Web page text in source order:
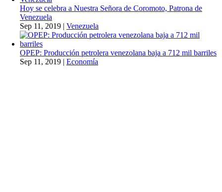
Hoy se celebra a Nuestra Señora de Coromoto, Patrona de
Venezuela
Sep 11, 2019 | Venezuela
OPEP: Producción petrolera venezolana baja a 712 mil barriles
Sep 11, 2019 | Economía